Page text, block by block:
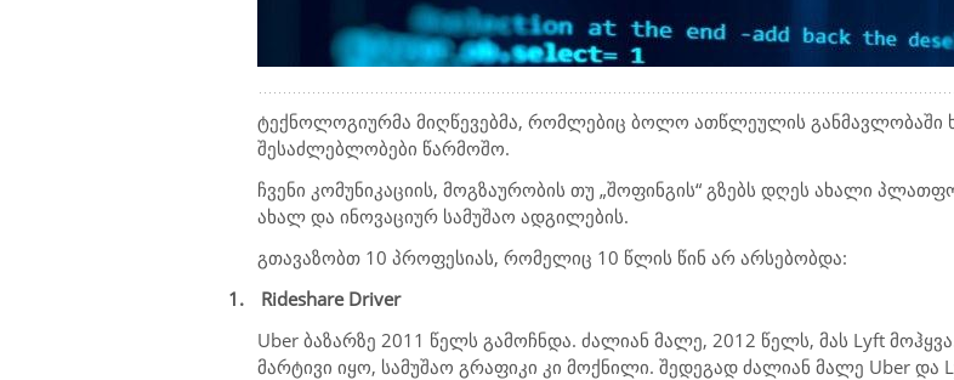
ტექნოლოგიურმა მიღწევებმა, რომლებიც ბოლო ათწლეულის
შესაძლებლობები წარმოშო.
ჩვენი კომუნიკაციის, მოგზაურობის თუ „შოფინგის“ გზებს დღეს ახალი
ახალ და ინოვაციურ სამუშაო ადგილების.
გთავაზობთ 10 პროფესიას, რომელიც 10 წლის წინ არ არსებობდა:
1.
Rideshare Driver
Uber ბაზარზე 2011 წელს გამოჩნდა. ძალიან მალე, 2012 წელს, მას Lyft
მარტივი იყო, სამუშაო გრაფიკი კი მოქნილი. შედეგად ძალიან მალე Uber და